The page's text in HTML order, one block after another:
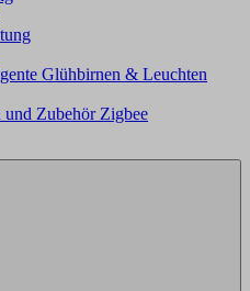
Glühbirnen & Leuchten
Zubehör Zigbee